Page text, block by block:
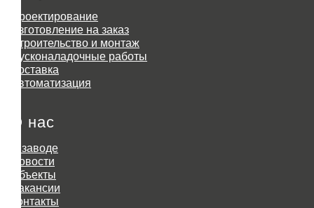
Проектирование
Изготовление на заказ
Строительство и монтаж
Пусконаладочные работы
Доставка
Автоматизация
О нас
О заводе
Новости
Объекты
Вакансии
Контакты